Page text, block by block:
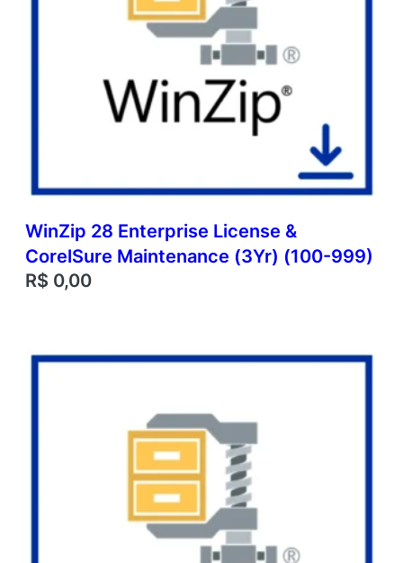
WinZip 28 Enterprise License &
CorelSure Maintenance (3Yr) (100-999)
R$ 0,00